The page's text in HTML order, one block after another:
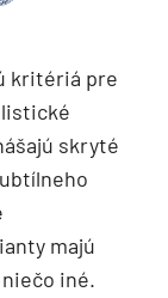
kritériá pre
skryté
majú
iné.